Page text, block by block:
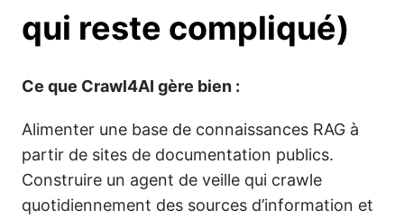
qui reste compliqué)
Ce que Crawl4AI gère bien :
Alimenter une base de connaissances RAG à
partir de sites de documentation publics.
Construire un agent de veille qui crawle
quotidiennement des sources d’information et